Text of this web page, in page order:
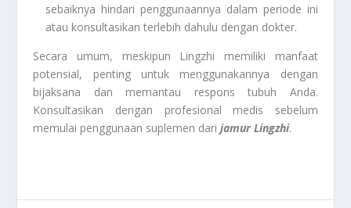
sebaiknya hindari penggunaannya dalam periode ini
atau konsultasikan terlebih dahulu dengan dokter.
Secara umum, meskipun Lingzhi memiliki manfaat
potensial, penting untuk menggunakannya dengan
bijaksana dan memantau respons tubuh Anda.
Konsultasikan dengan profesional medis sebelum
memulai penggunaan suplemen darijamur Lingzhi.